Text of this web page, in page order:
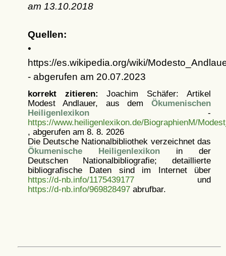
am 13.10.2018
Quellen:
•
https://es.wikipedia.org/wiki/
- abgerufen am 20.07.2023
korrekt zitieren: Joachim Schäfer: Artikel
Modest Andlauer, aus dem Ökumenischen
Heiligenlexikon-
https://www.heiligenlexikon.de/BiographienM/
, abgerufen am 8. 8. 2026
Die Deutsche Nationalbibliothek verzeichnet das
Ökumenische Heiligenlexikonin der
Deutschen Nationalbibliografie; detaillierte
bibliografische Daten sind im Internet über
https://d-nb.info/1175439177und
https://d-nb.info/969828497abrufbar.